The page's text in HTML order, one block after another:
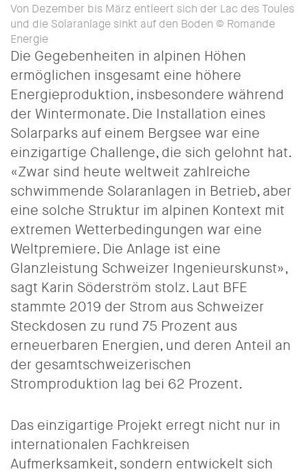
Von Dezember bis März entleert sich der Lac des Toules
und die Solaranlage sinkt auf den Boden © Romande
Energie
Die Gegebenheiten in alpinen Höhen
ermöglichen insgesamt eine höhere
Energieproduktion, insbesondere während
der Wintermonate. Die Installation eines
Solarparks auf einem Bergsee war eine
einzigartige Challenge, die sich gelohnt hat.
«Zwar sind heute weltweit zahlreiche
schwimmende Solaranlagen in Betrieb, aber
eine solche Struktur im alpinen Kontext mit
extremen Wetterbedingungen war eine
Weltpremiere. Die Anlage ist eine
Glanzleistung Schweizer Ingenieurskunst»,
sagt Karin Söderström stolz. Laut BFE
stammte 2019 der Strom aus Schweizer
Steckdosen zu rund 75 Prozent aus
erneuerbaren Energien, und deren Anteil an
der gesamtschweizerischen
Stromproduktion lag bei 62 Prozent.
Das einzigartige Projekt erregt nicht nur in
internationalen Fachkreisen
Aufmerksamkeit, sondern entwickelt sich